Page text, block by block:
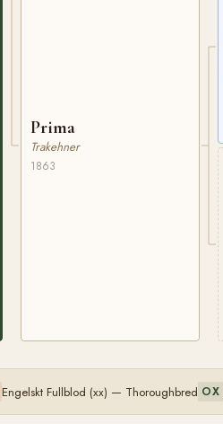
Prima
Trakehner
1863
Engelskt Fullblod (xx) — Thoroughbred OX